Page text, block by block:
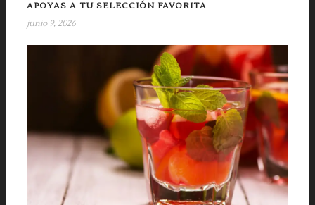
APOYAS A TU SELECCIÓN FAVORITA
junio 9, 2026